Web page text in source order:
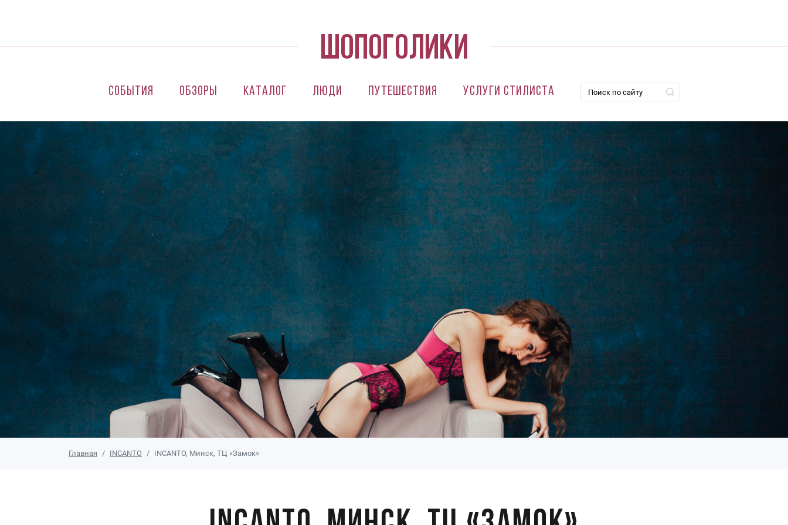
События Обзоры Каталог Люди Путешествия Услуги стилиста
Главная INCANTO INCANTO, Минск, ТЦ «Замок»